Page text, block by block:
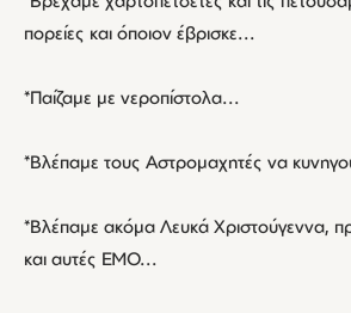
πορείες και όποιον έβρισκε...
*Παίζαμε με νεροπίστολα...
*Βλέπαμε τους Αστρομαχητές να
*Βλέπαμε ακόμα Λευκά Χριστούγεννα,
και αυτές ΕΜΟ...